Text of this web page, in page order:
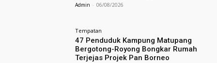
Admin - 06/08/2026
Tempatan
47 Penduduk Kampung Matupang
Bergotong-Royong Bongkar Rumah
Terjejas Projek Pan Borneo